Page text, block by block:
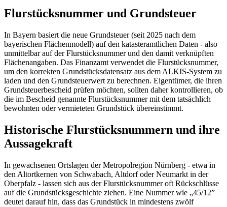
Flurstücksnummer und Grundsteuer
In Bayern basiert die neue Grundsteuer (seit 2025 nach dem
bayerischen Flächenmodell) auf den katasteramtlichen Daten - also
unmittelbar auf der Flurstücksnummer und den damit verknüpften
Flächenangaben. Das Finanzamt verwendet die Flurstücksnummer,
um den korrekten Grundstücksdatensatz aus dem ALKIS-System zu
laden und den Grundsteuerwert zu berechnen. Eigentümer, die ihren
Grundsteuerbescheid prüfen möchten, sollten daher kontrollieren, ob
die im Bescheid genannte Flurstücksnummer mit dem tatsächlich
bewohnten oder vermieteten Grundstück übereinstimmt.
Historische Flurstücksnummern und ihre
Aussagekraft
In gewachsenen Ortslagen der Metropolregion Nürnberg - etwa in
den Altortkernen von Schwabach, Altdorf oder Neumarkt in der
Oberpfalz - lassen sich aus der Flurstücksnummer oft Rückschlüsse
auf die Grundstücksgeschichte ziehen. Eine Nummer wie „45/12”
deutet darauf hin, dass das Grundstück in mindestens zwölf